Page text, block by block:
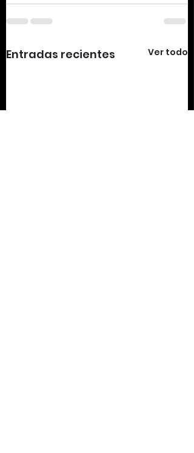
Entradas recientes Ver todo